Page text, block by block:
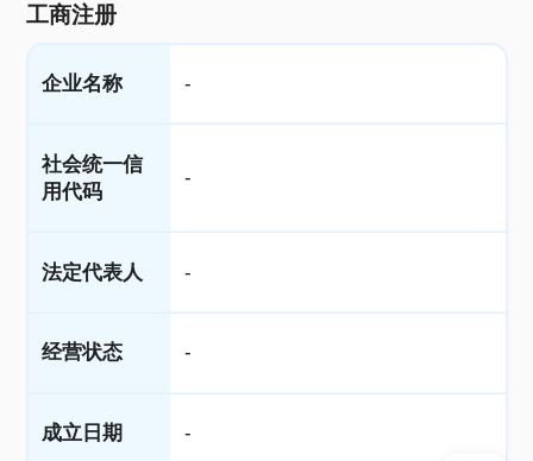
工商注册
企业名称 -
社会统一信
用代码
-
法定代表人 -
经营状态 -
成立日期 -